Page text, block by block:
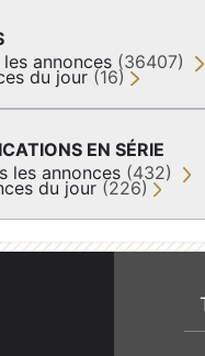
annonces (36407)
du jour (16)
EN SÉRIE
les annonces (432)
du jour (226)